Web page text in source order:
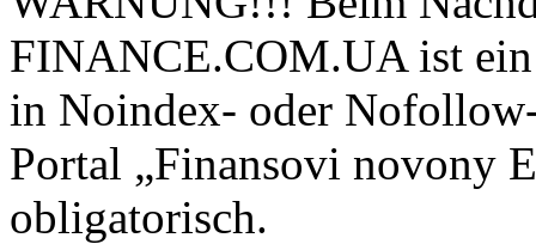
FINANCE.COM.UA ist
in Noindex- oder
Portal „Finansovi novony
obligatorisch.